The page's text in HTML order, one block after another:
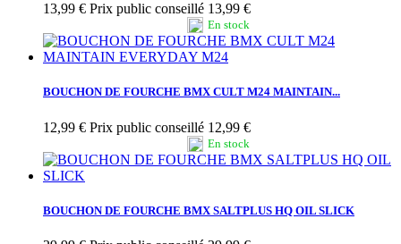
13,99 € Prix public conseillé 13,99 €
En stock
BOUCHON DE FOURCHE BMX CULT M24 MAINTAIN...
12,99 € Prix public conseillé 12,99 €
En stock
BOUCHON DE FOURCHE BMX SALTPLUS HQ OIL SLICK